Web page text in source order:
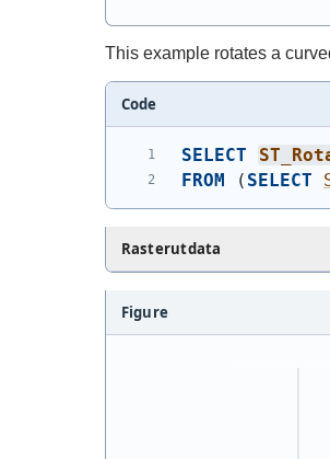
This example rotates a
Code
SELECT
FROM
( SELECT
Rasterutdata
Figure